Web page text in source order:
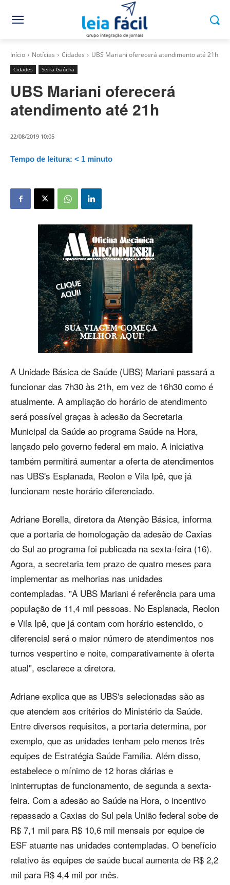
Início Notícias Cidades UBS Mariani oferecerá atendimento até 21h
Cidades Serra Gaúcha
UBS Mariani oferecerá
atendimento até 21h
22/08/2019 10:05
Tempo de leitura: < 1 minuto
A Unidade Básica de Saúde (UBS) Mariani passará a
funcionar das 7h30 às 21h, em vez de 16h30 como é
atualmente. A ampliação do horário de atendimento
será possível graças à adesão da Secretaria
Municipal da Saúde ao programa Saúde na Hora,
lançado pelo governo federal em maio. A iniciativa
também permitirá aumentar a oferta de atendimentos
nas UBS's Esplanada, Reolon e Vila Ipê, que já
funcionam neste horário diferenciado.
Adriane Borella, diretora da Atenção Básica, informa
que a portaria de homologação da adesão de Caxias
do Sul ao programa foi publicada na sexta-feira (16).
Agora, a secretaria tem prazo de quatro meses para
implementar as melhorias nas unidades
contempladas. "A UBS Mariani é referência para uma
população de 11,4 mil pessoas. No Esplanada, Reolon
e Vila Ipê, que já contam com horário estendido, o
diferencial será o maior número de atendimentos nos
turnos vespertino e noite, comparativamente à oferta
atual", esclarece a diretora.
Adriane explica que as UBS's selecionadas são as
que atendem aos critérios do Ministério da Saúde.
Entre diversos requisitos, a portaria determina, por
exemplo, que as unidades tenham pelo menos três
equipes de Estratégia Saúde Família. Além disso,
estabelece o mínimo de 12 horas diárias e
ininterruptas de funcionamento, de segunda a sexta-
feira. Com a adesão ao Saúde na Hora, o incentivo
repassado a Caxias do Sul pela União federal sobe de
R$ 7,1 mil para R$ 10,6 mil mensais por equipe de
ESF atuante nas unidades contempladas. O benefício
relativo às equipes de saúde bucal aumenta de R$ 2,2
mil para R$ 4,4 mil por mês.